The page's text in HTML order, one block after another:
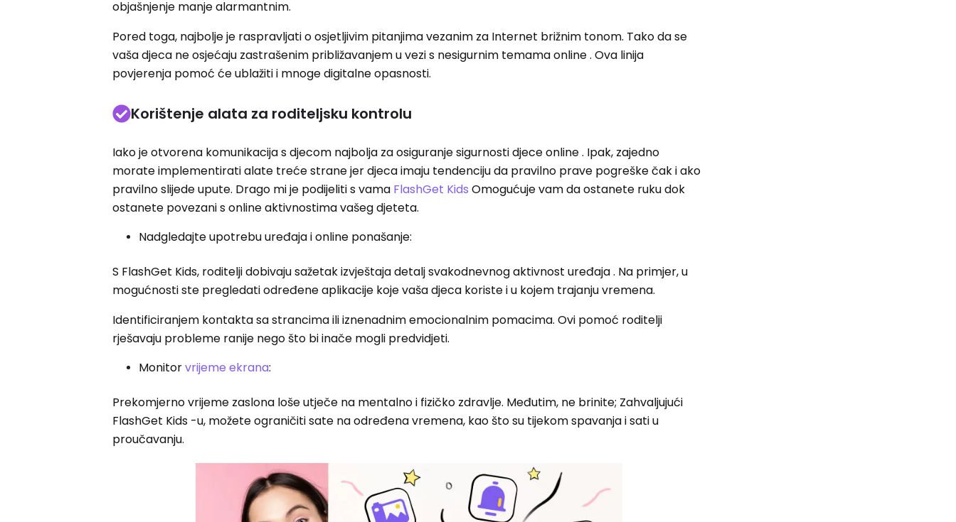
objašnjenje manje alarmantnim.
Pored toga, najbolje je raspravljati o osjetljivim pitanjima vezanim za Internet brižnim tonom. Tako da se
vaša djeca ne osjećaju zastrašenim približavanjem u vezi s nesigurnim temama online . Ova linija
povjerenja pomoć će ublažiti i mnoge digitalne opasnosti.
Korištenje alata za roditeljsku kontrolu
Iako je otvorena komunikacija s djecom najbolja za osiguranje sigurnosti djece online . Ipak, zajedno
morate implementirati alate treće strane jer djeca imaju tendenciju da pravilno prave pogreške čak i ako
pravilno slijede upute. Drago mi je podijeliti s vama FlashGet Kids Omogućuje vam da ostanete ruku dok
ostanete povezani s online aktivnostima vašeg djeteta.
Nadgledajte upotrebu uređaja i online ponašanje:
S FlashGet Kids, roditelji dobivaju sažetak izvještaja detalj svakodnevnog aktivnost uređaja . Na primjer, u
mogućnosti ste pregledati određene aplikacije koje vaša djeca koriste i u kojem trajanju vremena.
Identificiranjem kontakta sa strancima ili iznenadnim emocionalnim pomacima. Ovi pomoć roditelji
rješavaju probleme ranije nego što bi inače mogli predvidjeti.
Monitorvrijeme ekrana:
Prekomjerno vrijeme zaslona loše utječe na mentalno i fizičko zdravlje. Međutim, ne brinite; Zahvaljujući
FlashGet Kids -u, možete ograničiti sate na određena vremena, kao što su tijekom spavanja i sati u
proučavanju.